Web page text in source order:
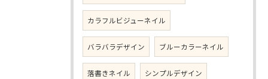
カラフルビジューネイル
バラバラデザイン ブルーカラーネイル
落書きネイル シンプルデザイン